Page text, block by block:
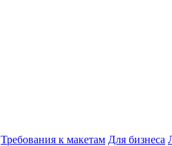
Требования к макетам Для бизнеса